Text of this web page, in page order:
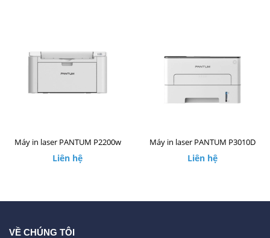
Máy in laser PANTUM P2200w
Liên hệ
Máy in laser PANTUM P3010D
Liên hệ
VỀ CHÚNG TÔI